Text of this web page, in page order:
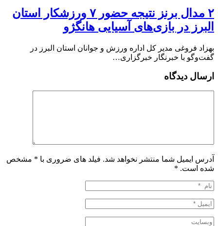
۲ مدال برنز نتیجه حضور ۷ ورزشکار استان
البرز در بازی‌های آسیایی هانگژو
بهزاد فروغی مدیر کل اداره ورزش و جوانان استان البرز در
گفت‌وگو با خبرنگار خبرگزاری…
ارسال دیدگاه
آدرس ایمیل شما منتشر نخواهد شد. فیلد های ضروری با * مشخص
شده است. *